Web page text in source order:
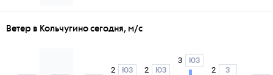
Ветер в Кольчугино сегодня, м/с
2 ЮЗ 2 ЮЗ
3 ЮЗ
2 З